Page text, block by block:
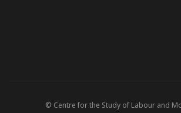
© Centre for the Study of Labour and